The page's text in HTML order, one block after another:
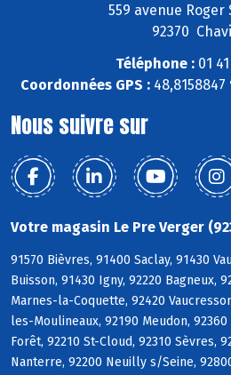
559 avenue Roger
92370
Téléphone :01 41
Coordonnées GPS : 48,8158847
Nous suivre sur
Votre magasin Le Pre Verger
91570 Bièvres, 91400 Saclay, 91430
Buisson, 91430 Igny, 92220 Bagneux,
Marnes-la-Coquette, 92420
les-Moulineaux, 92190 Meudon,
Forêt, 92210 St-Cloud, 92310 Sèvres,
Nanterre, 92200 Neuilly s/Seine,